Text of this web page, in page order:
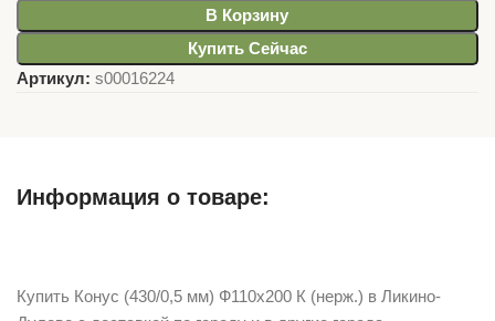
В Корзину
Купить Сейчас
Артикул: s00016224
Информация о товаре:
Купить Конус (430/0,5 мм) Ф110х200 К (нерж.) в Ликино-